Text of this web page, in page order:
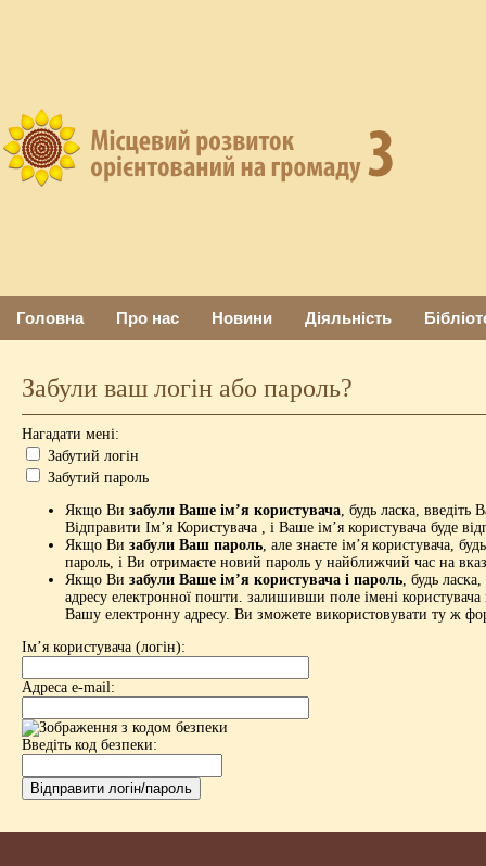
Головна Про нас Новини Діяльність
Забули ваш логін або пароль?
Нагадати мені:
Забутий логін
Забутий пароль
Якщо Ви забули Ваше ім’я користувача , будь ласка,
Відправити Ім’я Користувача , і Ваше ім’я користувача буде
Якщо Ви забули Ваш пароль , але знаєте ім’я користувача,
пароль, і Ви отримаєте новий пароль у найближчий час на
Якщо Ви забули Ваше ім’я користувача і пароль , будь
адресу електронної пошти. залишивши поле імені користувача
Вашу електронну адресу. Ви зможете використовувати ту ж
Ім’я користувача (логін):
Адреса e-mail:
Введіть код безпеки: